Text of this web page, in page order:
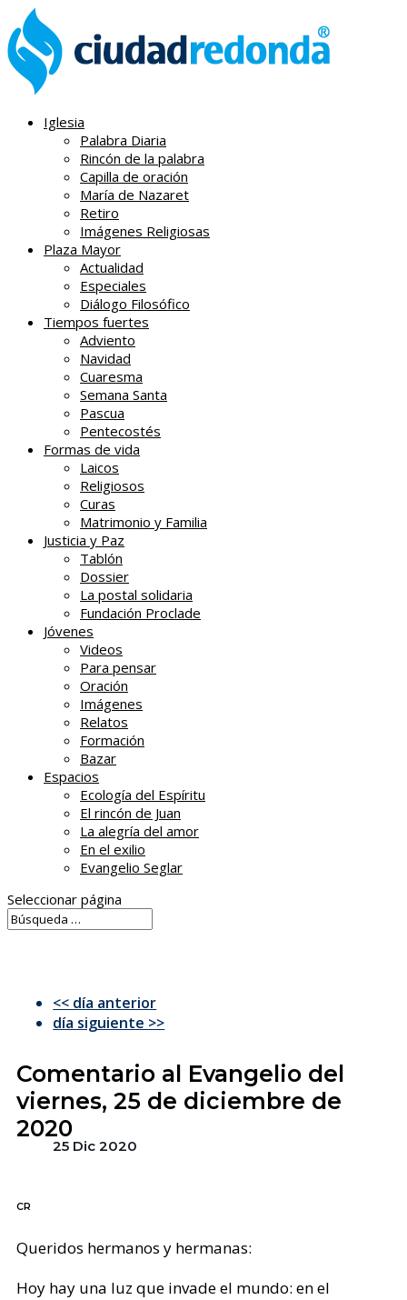
Iglesia
Palabra Diaria
Rincón de la palabra
Capilla de oración
María de Nazaret
Retiro
Imágenes Religiosas
Plaza Mayor
Actualidad
Especiales
Diálogo Filosófico
Tiempos fuertes
Adviento
Navidad
Cuaresma
Semana Santa
Pascua
Pentecostés
Formas de vida
Laicos
Religiosos
Curas
Matrimonio y Familia
Justicia y Paz
Tablón
Dossier
La postal solidaria
Fundación Proclade
Jóvenes
Videos
Para pensar
Oración
Imágenes
Relatos
Formación
Bazar
Espacios
Ecología del Espíritu
El rincón de Juan
La alegría del amor
En el exilio
Evangelio Seglar
Seleccionar página
<< día anterior
día siguiente >>
Comentario al Evangelio del
viernes, 25 de diciembre de
2020
25 Dic 2020
CR
Queridos hermanos y hermanas:
Hoy hay una luz que invade el mundo: en el